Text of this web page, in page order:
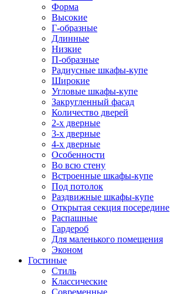
Форма
Высокие
Г-образные
Длинные
Низкие
П-образные
Радиусные шкафы-купе
Широкие
Угловые шкафы-купе
Закругленный фасад
Количество дверей
2-х дверные
3-х дверные
4-х дверные
Особенности
Во всю стену
Встроенные шкафы-купе
Под потолок
Раздвижные шкафы-купе
Открытая секция посередине
Распашные
Гардероб
Для маленького помещения
Эконом
Гостиные
Стиль
Классические
Современные